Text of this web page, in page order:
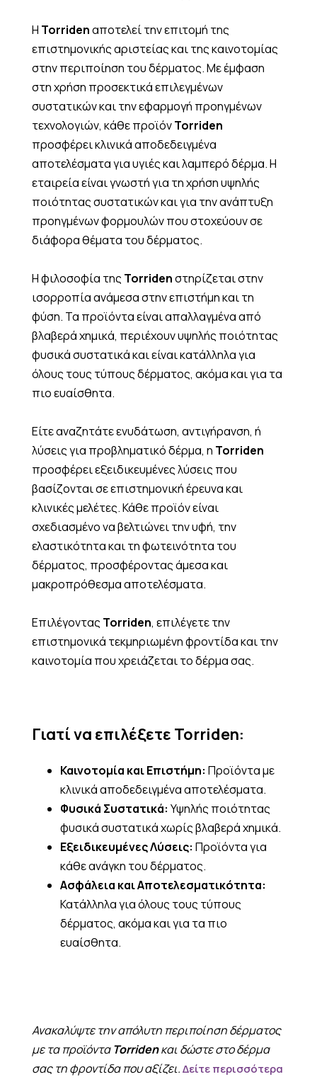
Η Torridenαποτελεί την επιτομή της
επιστημονικής αριστείας και της καινοτομίας
στην περιποίηση του δέρματος. Με έμφαση
στη χρήση προσεκτικά επιλεγμένων
συστατικών και την εφαρμογή προηγμένων
τεχνολογιών, κάθε προϊόνTorriden
προσφέρει κλινικά αποδεδειγμένα
αποτελέσματα για υγιές και λαμπερό δέρμα. Η
εταιρεία είναι γνωστή για τη χρήση υψηλής
ποιότητας συστατικών και για την ανάπτυξη
προηγμένων φορμουλών που στοχεύουν σε
διάφορα θέματα του δέρματος.
Η φιλοσοφία της Torridenστηρίζεται στην
ισορροπία ανάμεσα στην επιστήμη και τη
φύση. Τα προϊόντα είναι απαλλαγμένα από
βλαβερά χημικά, περιέχουν υψηλής ποιότητας
φυσικά συστατικά και είναι κατάλληλα για
όλους τους τύπους δέρματος, ακόμα και για τα
πιο ευαίσθητα.
Είτε αναζητάτε ενυδάτωση, αντιγήρανση, ή
λύσεις για προβληματικό δέρμα, η Torriden
προσφέρει εξειδικευμένες λύσεις που
βασίζονται σε επιστημονική έρευνα και
κλινικές μελέτες. Κάθε προϊόν είναι
σχεδιασμένο να βελτιώνει την υφή, την
ελαστικότητα και τη φωτεινότητα του
δέρματος, προσφέροντας άμεσα και
μακροπρόθεσμα αποτελέσματα.
Επιλέγοντας Torriden, επιλέγετε την
επιστημονικά τεκμηριωμένη φροντίδα και την
καινοτομία που χρειάζεται το δέρμα σας.
Γιατί να επιλέξετε Torriden:
Καινοτομία και Επιστήμη: Προϊόντα με
κλινικά αποδεδειγμένα αποτελέσματα.
Φυσικά Συστατικά: Υψηλής ποιότητας
φυσικά συστατικά χωρίς βλαβερά χημικά.
Εξειδικευμένες Λύσεις: Προϊόντα για
κάθε ανάγκη του δέρματος.
Ασφάλεια και Αποτελεσματικότητα:
Κατάλληλα για όλους τους τύπους
δέρματος, ακόμα και για τα πιο
ευαίσθητα.
Ανακαλύψτε την απόλυτη περιποίηση δέρματος
με τα προϊόνταTorridenκαι δώστε στο δέρμα
σας τη φροντίδα που αξίζει.Δείτε περισσότερα